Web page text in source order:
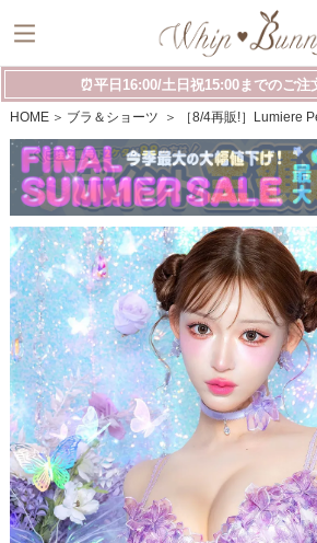
⏰平日16:00/土日祝15:00までのご
HOME ブラ＆ショーツ ［8/4再販!］Lumiere